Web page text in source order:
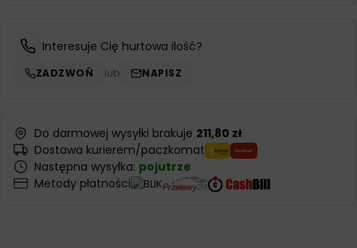
Interesuje Cię hurtowa ilość?
ZADZWOŃ lub NAPISZ
Do darmowej wysyłki brakuje 211,80 zł
Dostawa kurierem/paczkomat
Następna wysyłka: pojutrze
Metody płatności